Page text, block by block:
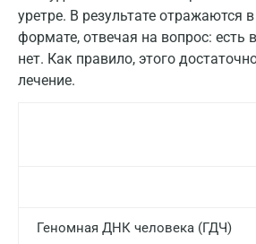
уретре. В результате отражаются
формате, отвечая на вопрос: есть
нет. Как правило, этого
лечение.
Геномная ДНК человека (ГДЧ)
Домодедово
Екатеринбург
Жуковский
Ивантеевка